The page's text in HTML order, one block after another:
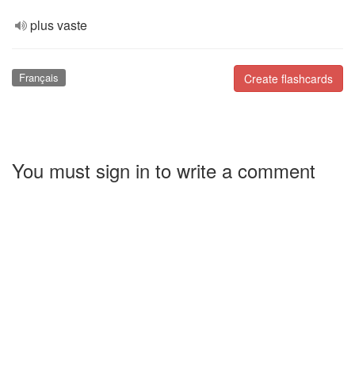
plus vaste
Create flashcards
Français
You must sign in to write a comment